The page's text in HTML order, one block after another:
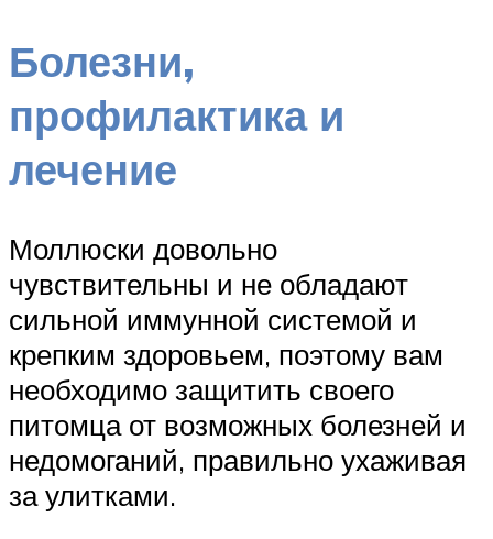
Болезни,
профилактика и
лечение
Моллюски довольно
чувствительны и не обладают
сильной иммунной системой и
крепким здоровьем, поэтому вам
необходимо защитить своего
питомца от возможных болезней и
недомоганий, правильно ухаживая
за улитками.